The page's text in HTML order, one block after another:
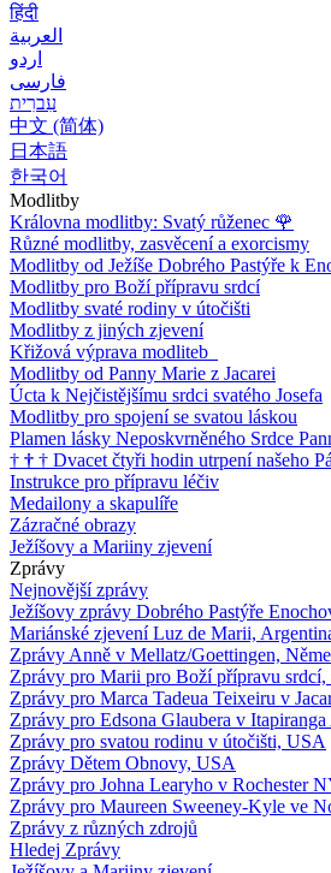
हिंदी
العربية
اردو
فارسی
עִברִית
中文 (简体)
日本語
한국어
Modlitby
Královna modlitby: Svatý růženec 🌹
Různé modlitby, zasvěcení a exorcismy
Modlitby od Ježíše Dobrého Pastýře k
Modlitby pro Boží přípravu srdcí
Modlitby svaté rodiny v útočišti
Modlitby z jiných zjevení
Křižová výprava modliteb
Modlitby od Panny Marie z Jacarei
Úcta k Nejčistějšímu srdci svatého Josefa
Modlitby pro spojení se svatou láskou
Plamen lásky Neposkvrněného Srdce
† † † Dvacet čtyři hodin utrpení našeho
Instrukce pro přípravu léčiv
Medailony a skapulíře
Zázračné obrazy
Ježíšovy a Mariiny zjevení
Zprávy
Nejnovější zprávy
Ježíšovy zprávy Dobrého Pastýře
Mariánské zjevení Luz de Marii,
Zprávy Anně v Mellatz/Goettingen,
Zprávy pro Marii pro Boží přípravu srdcí,
Zprávy pro Marca Tadeua Teixeiru v
Zprávy pro Edsona Glaubera v
Zprávy pro svatou rodinu v útočišti, USA
Zprávy Dětem Obnovy, USA
Zprávy pro Johna Learyho v Rochester
Zprávy pro Maureen Sweeney-Kyle ve
Zprávy z různých zdrojů
Hledej Zprávy